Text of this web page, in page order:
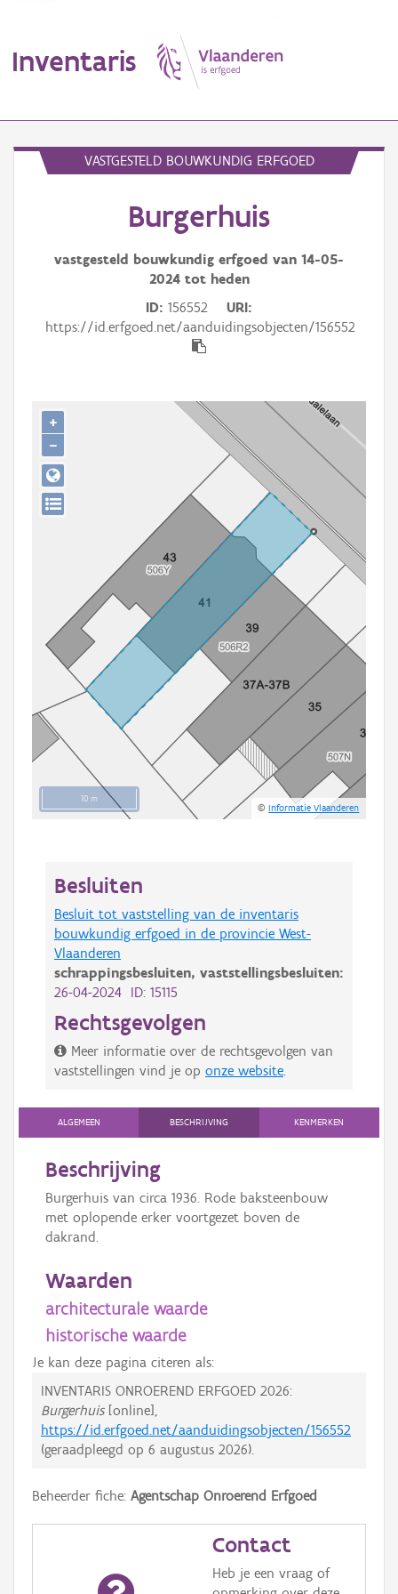
Inventaris
Aanduidingsobject
Thema
Persoon of collectief
Downloads
Hergebruik
VASTGESTELD BOUWKUNDIG ERFGOED
Burgerhuis
vastgesteld bouwkundig erfgoed van 14-05-
2024tot heden
ID 156552
URI
https://id.erfgoed.net/aanduidingsobjecten/156552
10 m
©Informatie Vlaanderen
+
−
Besluiten
Besluit tot vaststelling van de inventaris
bouwkundig erfgoed in de provincie West-
Vlaanderen
schrappingsbesluiten, vaststellingsbesluiten:
26-04-2024 ID: 15115
Rechtsgevolgen
Meer informatie over de rechtsgevolgen van
vaststellingen vind je op onze website
ALGEMEEN BESCHRIJVING KENMERKEN
Beschrijving
Burgerhuis van circa 1936. Rode baksteenbouw
met oplopende erker voortgezet boven de
dakrand.
Waarden
architecturale waarde
historische waarde
Je kan deze pagina citeren als:
INVENTARIS ONROEREND ERFGOED 2026:
Burgerhuis[online],
https://id.erfgoed.net/aanduidingsobjecten/156552
(geraadpleegd op 6 augustus 2026).
Beheerder fiche: Agentschap Onroerend Erfgoed
Contact
Heb je een vraag of